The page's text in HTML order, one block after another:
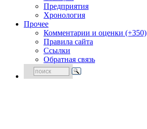
Предприятия
Хронология
Прочее
Комментарии и оценки (+350)
Правила сайта
Ссылки
Обратная связь